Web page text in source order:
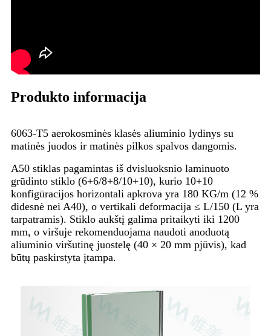
Produkto informacija
6063-T5 aerokosminės klasės aliuminio lydinys su
matinės juodos ir matinės pilkos spalvos dangomis.
A50 stiklas pagamintas iš dvisluoksnio laminuoto
grūdinto stiklo (6+6/8+8/10+10), kurio 10+10
konfigūracijos horizontali apkrova yra 180 KG/m (12 %
didesnė nei A40), o vertikali deformacija ≤ L/150 (L yra
tarpatramis). Stiklo aukštį galima pritaikyti iki 1200
mm, o viršuje rekomenduojama naudoti anoduotą
aliuminio viršutinę juostelę (40 × 20 mm pjūvis), kad
būtų paskirstyta įtampa.